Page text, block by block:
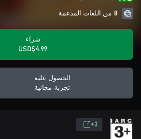
8 من اللغات المدعمة
شراء
USD$4.99
الحصول عليه
تجربة مجانية
3+